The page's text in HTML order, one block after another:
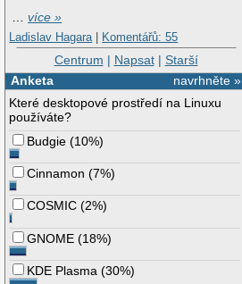
…více »
Ladislav Hagara | Komentářů: 55
Centrum | Napsat| Starší
navrhněte »
Anketa
Které desktopové prostředí na Linuxu
používáte?
Budgie (10%)
Cinnamon (7%)
COSMIC (2%)
GNOME (18%)
KDE Plasma (30%)